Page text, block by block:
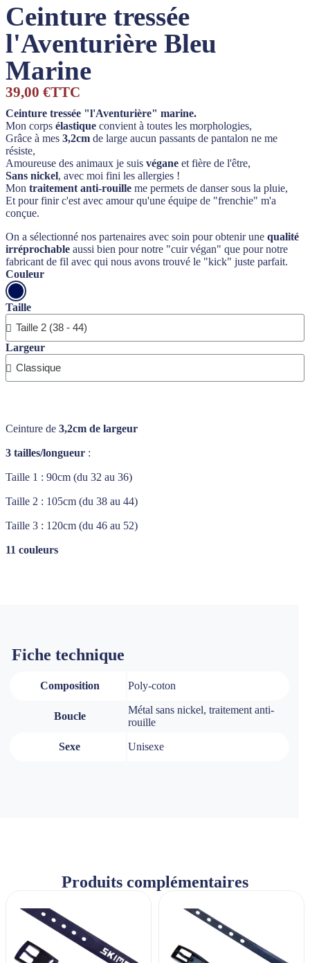
Ceinture tressée
l'Aventurière Bleu
Marine
39,00 €TTC
Ceinture tressée "l'Aventurière" marine.
Mon corps élastique convient à toutes les morphologies,
Grâce à mes 3,2cm de large aucun passants de pantalon ne me
résiste,
Amoureuse des animaux je suis végane et fière de l'être,
Sans nickel, avec moi fini les allergies !
Mon traitement anti-rouille me permets de danser sous la pluie,
Et pour finir c'est avec amour qu'une équipe de "frenchie" m'a
conçue.
On a sélectionné nos partenaires avec soin pour obtenir une qualité
irréprochable aussi bien pour notre "cuir végan" que pour notre
fabricant de fil avec qui nous avons trouvé le "kick" juste parfait.
Couleur
Taille
Largeur
Ceinture de 3,2cm de largeur
3 tailles/longueur :
Taille 1 : 90cm (du 32 au 36)
Taille 2 : 105cm (du 38 au 44)
Taille 3 : 120cm (du 46 au 52)
11 couleurs
Fiche technique
Composition Poly-coton
Boucle
Métal sans nickel, traitement anti-
rouille
Sexe Unisexe
Produits complémentaires